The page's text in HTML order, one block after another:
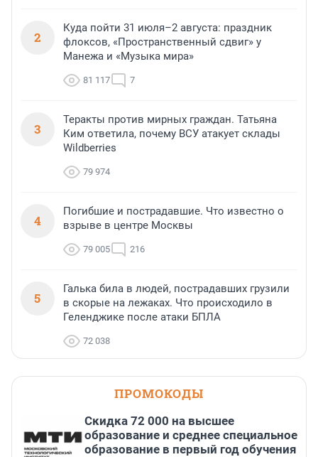
2
Куда пойти 31 июля–2 августа: праздник
флоксов, «Пространственный сдвиг» у
Манежа и «Музыка мира»
81 117 7
3
Теракты против мирных граждан. Татьяна
Ким ответила, почему ВСУ атакует склады
Wildberries
79 974
4
Погибшие и пострадавшие. Что известно о
взрыве в центре Москвы
79 005 216
5
Галька била в людей, пострадавших грузили
в скорые на лежаках. Что происходило в
Геленджике после атаки БПЛА
72 038
ПРОМОКОДЫ
Скидка 72 000 на высшее
образование и среднее специальное
образование в первый год обучения